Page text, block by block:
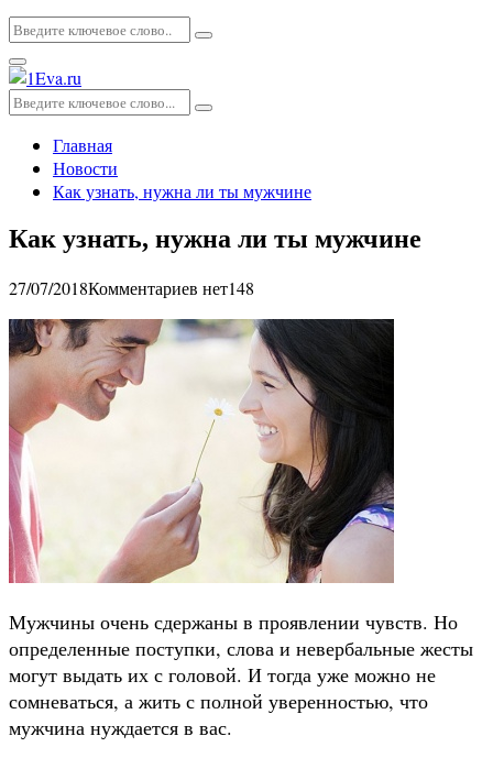
Искать:
Поиск
Основное
меню
Искать:
Поиск
Главная
Новости
Как узнать, нужна ли ты мужчине
Как узнать, нужна ли ты мужчине
27/07/2018Комментариев нет148
Мужчины очень сдержаны в проявлении чувств. Но
определенные поступки, слова и невербальные жесты
могут выдать их с головой. И тогда уже можно не
сомневаться, а жить с полной уверенностью, что
мужчина нуждается в вас.